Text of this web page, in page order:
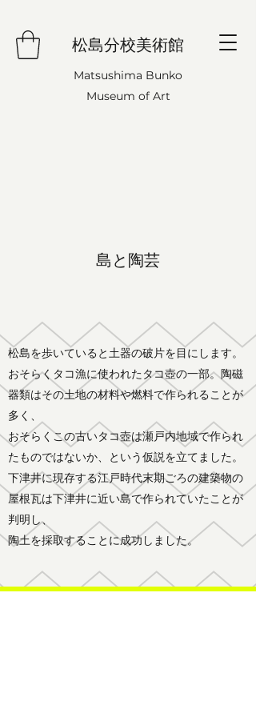
松島分校美術館
Matsushima Bunko
Museum of Art
島と陶芸
松島を歩いていると土器の破片を目にします。
おそらくタコ漁に使われたタコ壺の一部。陶磁
器類はその土地の材料や燃料で作られることが
多く、
おそらくこの古いタコ壺は瀬戸内地域で作られ
たものではないか、という仮説を立てました。
下津井に現存する江戸時代末期ごろの建築物の
屋根瓦は下津井に近い島で作られていたことが
判明し、
陶土を採取することに成功しました。